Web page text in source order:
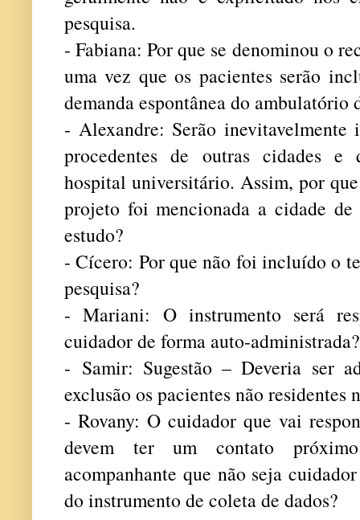
pesquisa.
- Fabiana: Por que se denominou o
uma vez que os pacientes serão
demanda espontânea do
- Alexandre: Serão inevitavelmente
procedentes de outras cidades e
hospital universitário. Assim, por
projeto foi mencionada a cidade de
estudo?
- Cícero: Por que não foi incluído o
pesquisa?
- Mariani: O instrumento será
cuidador de forma auto-administrada?
- Samir: Sugestão – Deveria ser
exclusão os pacientes não residentes
- Rovany: O cuidador que vai
devem ter um contato
acompanhante que não seja
do instrumento de coleta de dados?